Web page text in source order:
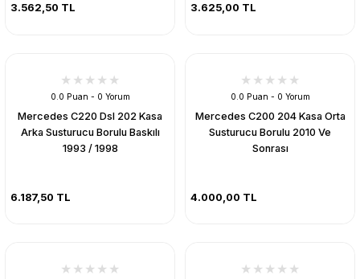
3.562,50 TL 3.625,00 TL
0.0 Puan - 0 Yorum
Mercedes C220 Dsl 202 Kasa
Arka Susturucu Borulu Baskılı
1993 / 1998
6.187,50 TL
0.0 Puan - 0 Yorum
Mercedes C200 204 Kasa Orta
Susturucu Borulu 2010 Ve
Sonrası
4.000,00 TL